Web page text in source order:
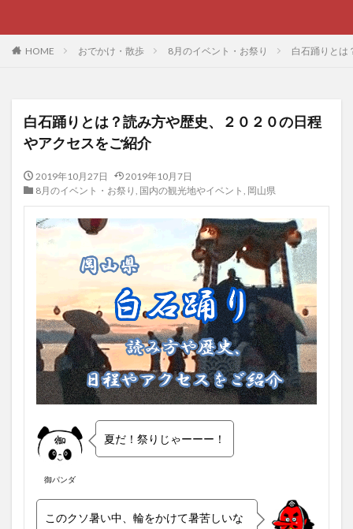
HOME おでかけ・散歩 8月のイベント・お祭り 白石踊りとは
白石踊りとは？読み方や歴史、２０２０の日程
やアクセスをご紹介
2019年10月27日
2019年10月7日
8月のイベント・お祭り , 国内の観光地やイベント , 岡山県
御パンダ
夏だ！祭りじゃーーー！
このクソ暑い中、輪をかけて暑苦しいな